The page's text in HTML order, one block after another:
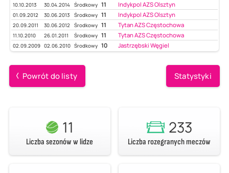
10.10.2013 30.04.2014 Środkowy 11 Indykpol AZS Olsztyn
01.09.2012 30.06.2013 Środkowy 11 Indykpol AZS Olsztyn
20.09.2011 30.06.2012 Środkowy 11 Tytan AZS Częstochowa
11.10.2010 26.01.2011 Środkowy 11 Tytan AZS Częstochowa
02.09.2009 02.06.2010 Środkowy 10 Jastrzębski Węgiel
Powrót do listy Statystyki
11
Liczba sezonów w lidze
233
Liczba rozegranych meczów